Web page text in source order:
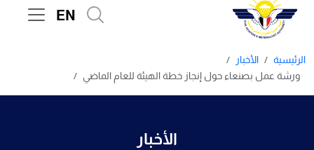
EN
الرئيسية
الأخبار
ورشة عمل بصنعاء حول إنجاز خطة الهيئة للعام الماضي
الأخبار